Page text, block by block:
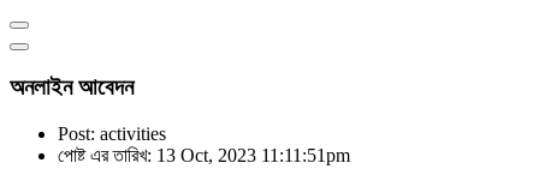
অনলাইন আবেদন
Post: activities
পোষ্ট এর তারিখ: 13 Oct, 2023 11:11:51pm